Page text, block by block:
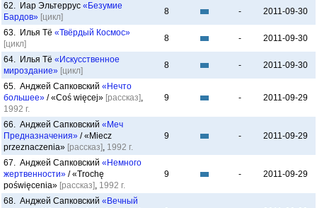
62. Иар Эльтеррус «Безумие
Бардов» [цикл]
8 - 2011-09-30
63. Илья Тё «Твёрдый Космос»
[цикл]
8 - 2011-09-30
64. Илья Тё «Искусственное
мироздание» [цикл]
8 - 2011-09-30
65. Анджей Сапковский «Нечто
большее» / «Coś więcej» [рассказ],
1992 г.
9 - 2011-09-29
66. Анджей Сапковский «Меч
Предназначения» / «Miecz
przeznaczenia» [рассказ], 1992 г.
9 - 2011-09-29
67. Анджей Сапковский «Немного
жертвенности» / «Trochę
poświęcenia» [рассказ], 1992 г.
9 - 2011-09-29
68. Анджей Сапковский «Вечный